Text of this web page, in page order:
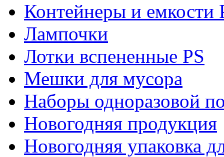
Контейнеры и емкости
Лампочки
Лотки вспененные PS
Мешки для мусора
Наборы одноразовой
Новогодняя продукция
Новогодняя упаковка